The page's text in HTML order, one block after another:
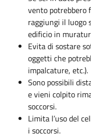
vento potrebbero
raggiungi il luogo
edificio in
Evita di sostare
oggetti che
impalcature, etc.).
Sono possibili
e vieni colpito
soccorsi.
Limita l’uso del
i soccorsi.